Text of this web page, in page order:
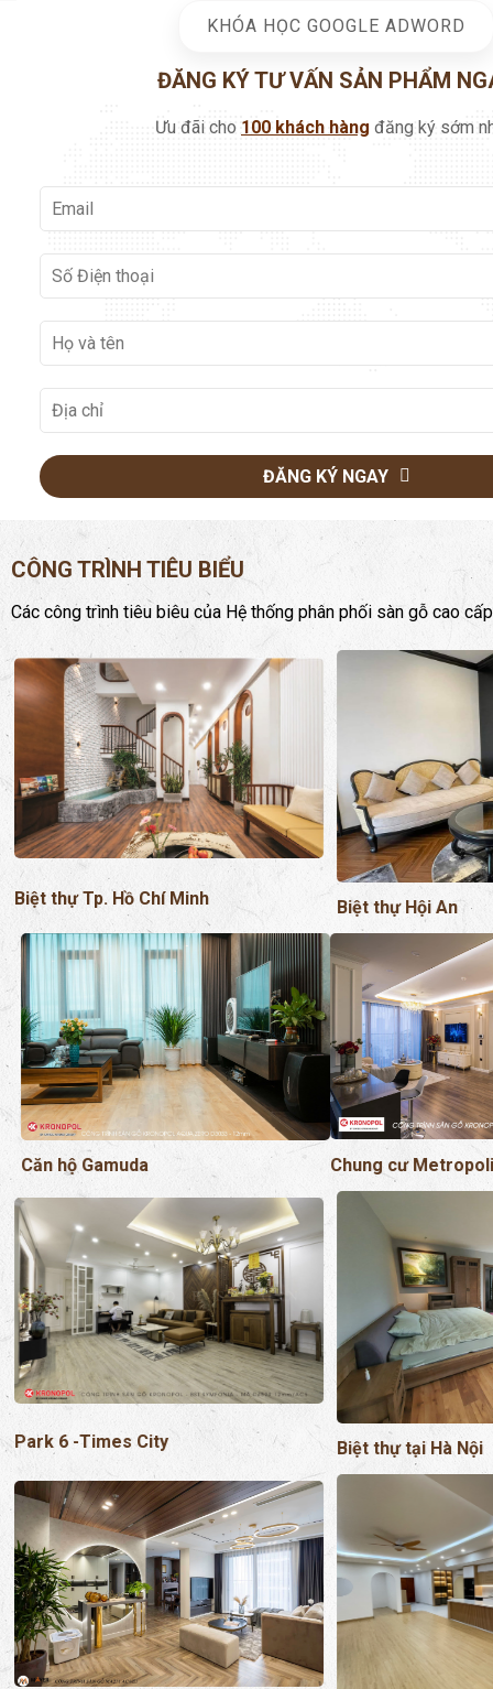
Ưu đãi cho100 khách hàng đăng ký sớm
ĐĂNG KÝ NGAY
CÔNG TRÌNH TIÊU BIỂU
Biệt thự Tp. Hồ Chí Minh Biệt thự Hội An
Căn hộ Gamuda Chung cư
Park 6 -Times City Biệt thự tại Hà Nội
Căn hộ Vinhomes Biệt thự thành Vinh